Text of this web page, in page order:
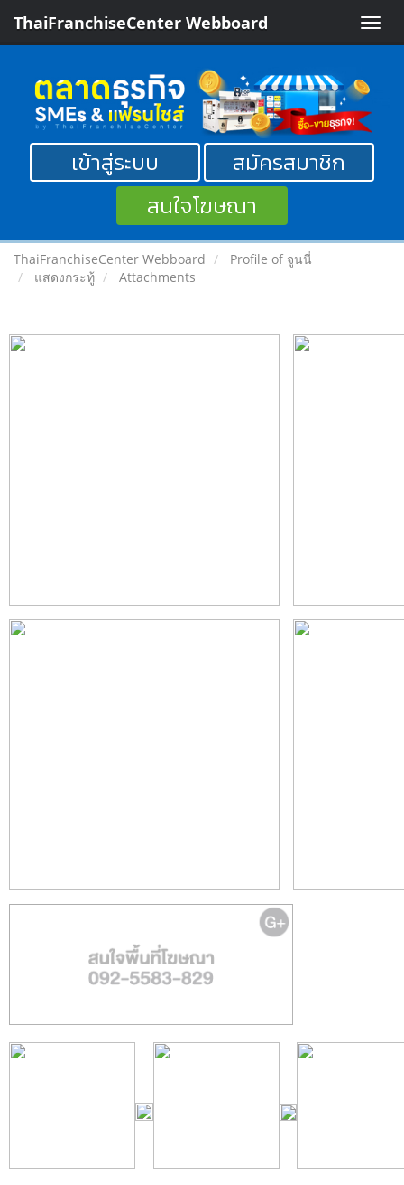
Toggle
ThaiFranchiseCenter Webboard
เข้าสู่ระบบ
สมัครสมาชิก
สนใจโฆษณา
ThaiFranchiseCenter Webboard
Profile of จูนนี่
แสดงกระทู้
Attachments